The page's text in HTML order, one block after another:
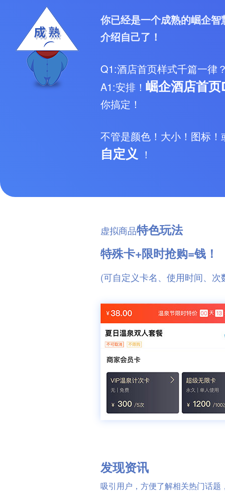
你已经是一个成熟的崛企
介绍自己了！
Q1:酒店首页样式千篇一律
A1:安排！ 崛企酒店首页
你搞定！
不管是颜色！大小！图标
自定义 ！
虚拟商品特色玩法
特殊卡+限时抢购=钱！
(可自定义卡名、使用时间、次
发现资讯
吸引用户，方便了解相关热门话题